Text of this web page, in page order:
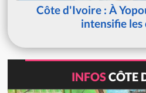
Côte d'Ivoire : À
intensifie les
INFOSCÔTE